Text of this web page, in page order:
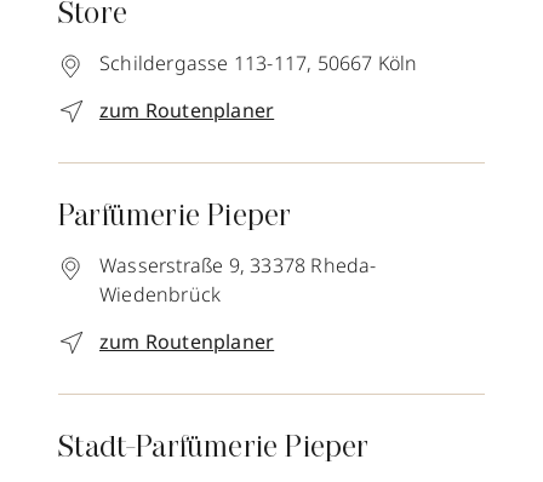
Store
Schildergasse 113-117, 50667 Köln
zum Routenplaner
Parfümerie Pieper
Wasserstraße 9, 33378 Rheda-
Wiedenbrück
zum Routenplaner
Stadt-Parfümerie Pieper